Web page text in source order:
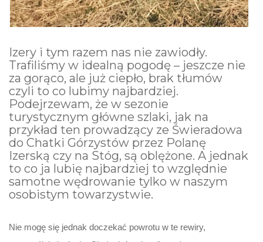
Izery i tym razem nas nie zawiodły.
Trafiliśmy w idealną pogodę – jeszcze nie
za gorąco, ale już ciepło, brak tłumów
czyli to co lubimy najbardziej.
Podejrzewam, że w sezonie
turystycznym główne szlaki, jak na
przykład ten prowadzący ze Świeradowa
do Chatki Górzystów przez Polanę
Izerską czy na Stóg, są oblężone. A jednak
to co ja lubię najbardziej to względnie
samotne wędrowanie tylko w naszym
osobistym towarzystwie.
Nie mogę się jednak doczekać powrotu w te rewiry,